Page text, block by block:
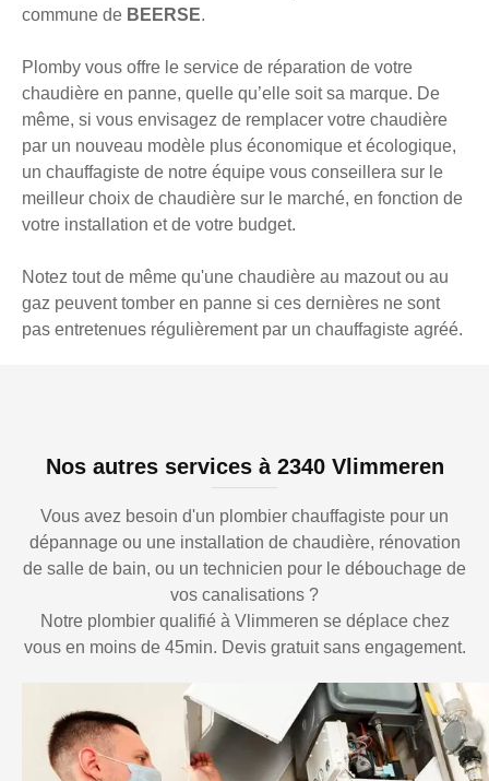
commune de BEERSE.
Plomby vous offre le service de réparation de votre
chaudière en panne, quelle qu’elle soit sa marque. De
même, si vous envisagez de remplacer votre chaudière
par un nouveau modèle plus économique et écologique,
un chauffagiste de notre équipe vous conseillera sur le
meilleur choix de chaudière sur le marché, en fonction de
votre installation et de votre budget.
Notez tout de même qu'une chaudière au mazout ou au
gaz peuvent tomber en panne si ces dernières ne sont
pas entretenues régulièrement par un chauffagiste agréé.
Nos autres services à 2340 Vlimmeren
Vous avez besoin d'un plombier chauffagiste pour un
dépannage ou une installation de chaudière, rénovation
de salle de bain, ou un technicien pour le débouchage de
vos canalisations ?
Notre plombier qualifié à Vlimmeren se déplace chez
vous en moins de 45min. Devis gratuit sans engagement.